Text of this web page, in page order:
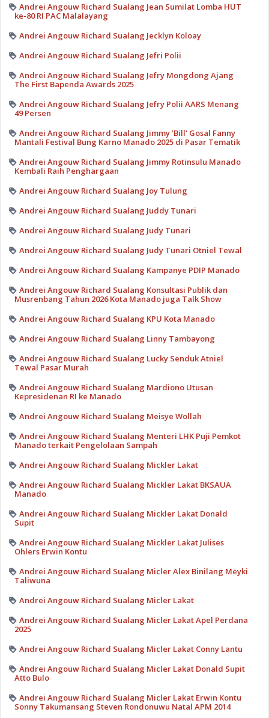
Andrei Angouw Richard Sualang Jean Sumilat Lomba HUT
ke-80 RI PAC Malalayang
Andrei Angouw Richard Sualang Jecklyn Koloay
Andrei Angouw Richard Sualang Jefri Polii
Andrei Angouw Richard Sualang Jefry Mongdong Ajang
The First Bapenda Awards 2025
Andrei Angouw Richard Sualang Jefry Polii AARS Menang
49 Persen
Andrei Angouw Richard Sualang Jimmy 'Bill' Gosal Fanny
Mantali Festival Bung Karno Manado 2025 di Pasar Tematik
Andrei Angouw Richard Sualang Jimmy Rotinsulu Manado
Kembali Raih Penghargaan
Andrei Angouw Richard Sualang Joy Tulung
Andrei Angouw Richard Sualang Juddy Tunari
Andrei Angouw Richard Sualang Judy Tunari
Andrei Angouw Richard Sualang Judy Tunari Otniel Tewal
Andrei Angouw Richard Sualang Kampanye PDIP Manado
Andrei Angouw Richard Sualang Konsultasi Publik dan
Musrenbang Tahun 2026 Kota Manado juga Talk Show
Andrei Angouw Richard Sualang KPU Kota Manado
Andrei Angouw Richard Sualang Linny Tambayong
Andrei Angouw Richard Sualang Lucky Senduk Atniel
Tewal Pasar Murah
Andrei Angouw Richard Sualang Mardiono Utusan
Kepresidenan RI ke Manado
Andrei Angouw Richard Sualang Meisye Wollah
Andrei Angouw Richard Sualang Menteri LHK Puji Pemkot
Manado terkait Pengelolaan Sampah
Andrei Angouw Richard Sualang Mickler Lakat
Andrei Angouw Richard Sualang Mickler Lakat BKSAUA
Manado
Andrei Angouw Richard Sualang Mickler Lakat Donald
Supit
Andrei Angouw Richard Sualang Mickler Lakat Julises
Ohlers Erwin Kontu
Andrei Angouw Richard Sualang Micler Alex Binilang Meyki
Taliwuna
Andrei Angouw Richard Sualang Micler Lakat
Andrei Angouw Richard Sualang Micler Lakat Apel Perdana
2025
Andrei Angouw Richard Sualang Micler Lakat Conny Lantu
Andrei Angouw Richard Sualang Micler Lakat Donald Supit
Atto Bulo
Andrei Angouw Richard Sualang Micler Lakat Erwin Kontu
Sonny Takumansang Steven Rondonuwu Natal APM 2014